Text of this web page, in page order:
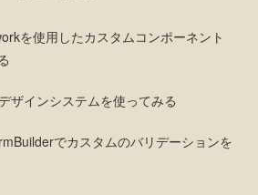
を使用したカスタムコンポーネント
ザインシステムを使ってみる
でカスタムのバリデーションを